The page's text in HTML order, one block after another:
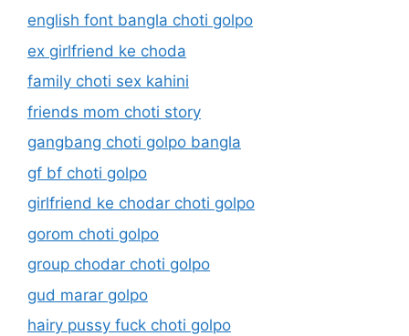
english font bangla choti golpo
ex girlfriend ke choda
family choti sex kahini
friends mom choti story
gangbang choti golpo bangla
gf bf choti golpo
girlfriend ke chodar choti golpo
gorom choti golpo
group chodar choti golpo
gud marar golpo
hairy pussy fuck choti golpo